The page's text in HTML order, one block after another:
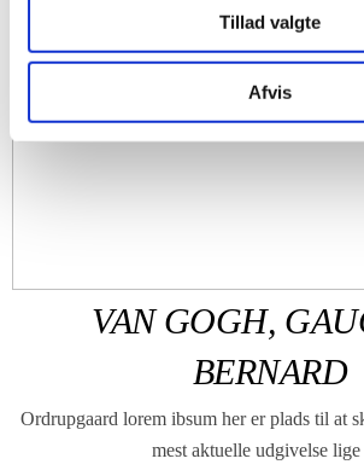
Tillad valgte
Afvis
VAN GOGH,
BERNARD
Ordrupgaard lorem ibsum her er plads til at
mest aktuelle udgivelse lige